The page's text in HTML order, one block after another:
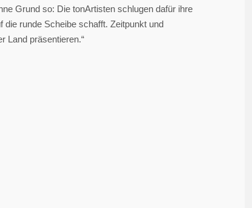
Grund so: Die tonArtisten schlugen dafür ihre
die runde Scheibe schafft. Zeitpunkt und
Land präsentieren.“